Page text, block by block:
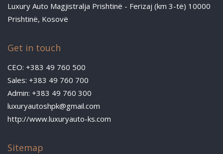
Luxury Auto Magjistralja Prishtinë - Ferizaj (km 3-të) 10000
Prishtinë, Kosovë
Get in touch
CEO: +383 49 760 500
Sales: +383 49 760 700
Admin: +383 49 760 300
luxuryautoshpk@gmail.com
http://www.luxuryauto-ks.com
Sitemap